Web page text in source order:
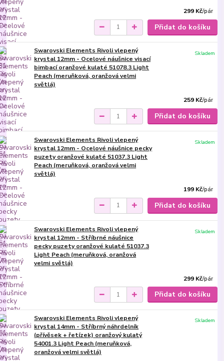
299 Kč/pár
Přidat do košíku
Swarovski Elements Rivoli vlepený
krystal 12mm - Ocelové náušnice visací
bimbací oranžové kulaté 51078.3 Light
Peach (meruňková, oranžová velmi
světlá)
259 Kč/pár
Skladem
Přidat do košíku
Swarovski Elements Rivoli vlepený
krystal 12mm - Ocelové náušnice pecky
puzety oranžové kulaté 51037.3 Light
Peach (meruňková, oranžová velmi
světlá)
199 Kč/pár
Skladem
Přidat do košíku
Swarovski Elements Rivoli vlepený
krystal 12mm - Stříbrné náušnice
pecky puzety oranžové kulaté 51037.3
Light Peach (meruňková, oranžová
velmi světlá)
299 Kč/pár
Skladem
Přidat do košíku
Swarovski Elements Rivoli vlepený
krystal 14mm - Stříbrný náhrdelník
(přívěsek + řetízek) oranžový kulatý
54001.3 Light Peach (meruňková,
oranžová velmi světlá)
Skladem